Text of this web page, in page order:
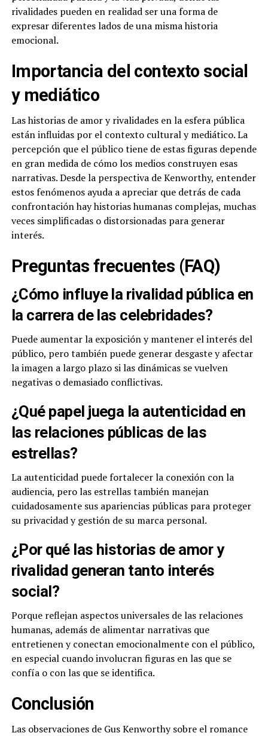
rivalidades pueden en realidad ser una forma de
expresar diferentes lados de una misma historia
emocional.
Importancia del contexto social
y mediático
Las historias de amor y rivalidades en la esfera pública
están influidas por el contexto cultural y mediático. La
percepción que el público tiene de estas figuras depende
en gran medida de cómo los medios construyen esas
narrativas. Desde la perspectiva de Kenworthy, entender
estos fenómenos ayuda a apreciar que detrás de cada
confrontación hay historias humanas complejas, muchas
veces simplificadas o distorsionadas para generar
interés.
Preguntas frecuentes (FAQ)
¿Cómo influye la rivalidad pública en
la carrera de las celebridades?
Puede aumentar la exposición y mantener el interés del
público, pero también puede generar desgaste y afectar
la imagen a largo plazo si las dinámicas se vuelven
negativas o demasiado conflictivas.
¿Qué papel juega la autenticidad en
las relaciones públicas de las
estrellas?
La autenticidad puede fortalecer la conexión con la
audiencia, pero las estrellas también manejan
cuidadosamente sus apariencias públicas para proteger
su privacidad y gestión de su marca personal.
¿Por qué las historias de amor y
rivalidad generan tanto interés
social?
Porque reflejan aspectos universales de las relaciones
humanas, además de alimentar narrativas que
entretienen y conectan emocionalmente con el público,
en especial cuando involucran figuras en las que se
confía o con las que se identifica.
Conclusión
Las observaciones de Gus Kenworthy sobre el romance